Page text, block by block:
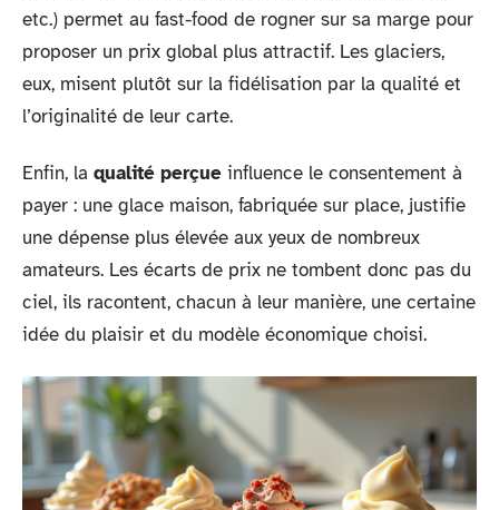
etc.) permet au fast-food de rogner sur sa marge pour
proposer un prix global plus attractif. Les glaciers,
eux, misent plutôt sur la fidélisation par la qualité et
l’originalité de leur carte.
Enfin, la qualité perçue influence le consentement à
payer : une glace maison, fabriquée sur place, justifie
une dépense plus élevée aux yeux de nombreux
amateurs. Les écarts de prix ne tombent donc pas du
ciel, ils racontent, chacun à leur manière, une certaine
idée du plaisir et du modèle économique choisi.